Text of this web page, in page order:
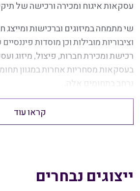
עסקאות איגוח ומכירה ורכישה של
שי מתמחה במיזוגים וברכישות ומייצג
וציבוריות מובילות וכן מוסדות
רכישת ומכירת חברות, פיצול, מיזוג
בעסקאות מסחריות אחרות במגוון
נרחב בתחומים אלה.
קראו עוד
ייצוגים נבחרים